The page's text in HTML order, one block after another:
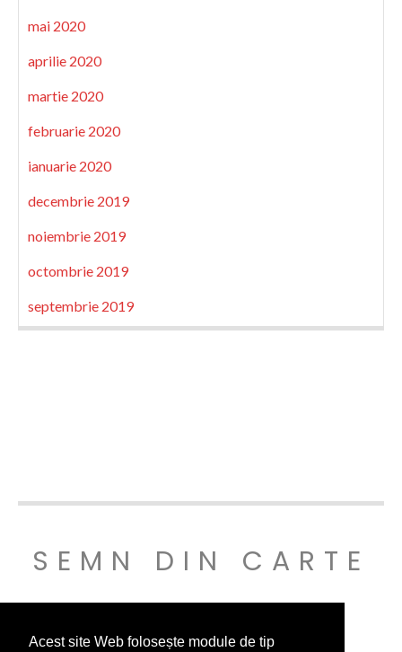
Acest site Web folosește module de tip
mai 2020
aprilie 2020
martie 2020
februarie 2020
ianuarie 2020
decembrie 2019
noiembrie 2019
octombrie 2019
septembrie 2019
SEMN DIN CARTE